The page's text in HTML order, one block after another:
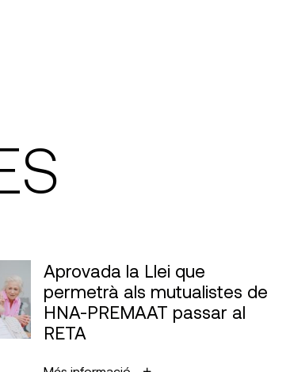
Aprovada la Llei que
permetrà als mutualistes de
HNA-PREMAAT passar al
RETA